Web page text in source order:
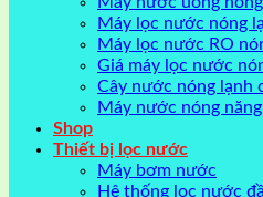
Máy lọc nước nóng
Máy lọc nước RO
Giá máy lọc nước
Cây nước nóng lạnh
Máy nước nóng
Shop
Thiết bị lọc nước
Máy bơm nước
Hệ thống lọc nước